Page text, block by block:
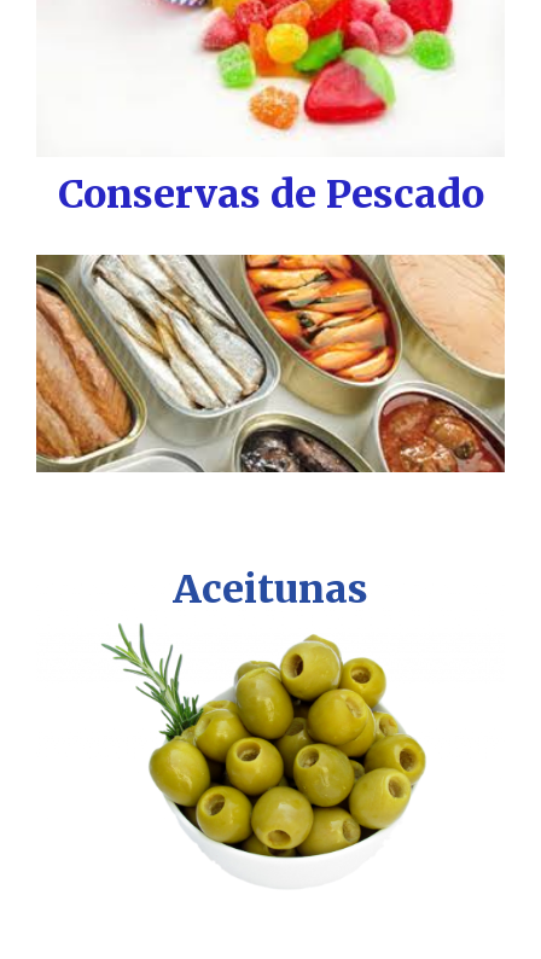
Conservas de Pescado
Aceitunas